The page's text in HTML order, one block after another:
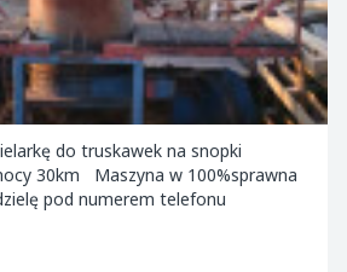
do truskawek na snopki
30km Maszyna w 100%sprawna
pod numerem telefonu